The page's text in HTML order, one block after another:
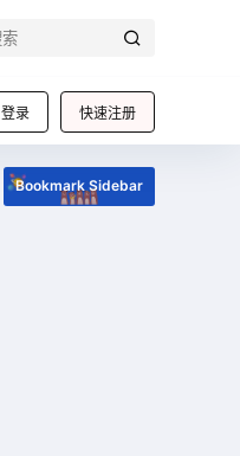
登录 快速注册
Bookmark Sidebar